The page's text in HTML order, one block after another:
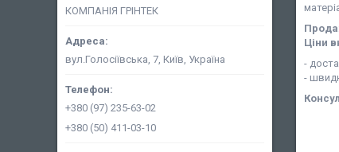
Ціни
-
-
КОМПАНІЯ ГРІНТЕК
вул.Голосіївська, 7, Київ, Україна
+380 (97) 235-63-02
+380 (50) 411-03-10